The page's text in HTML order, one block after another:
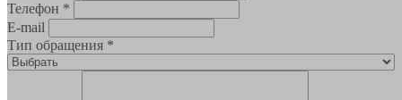
Телефон *
E-mail
Тип обращения *